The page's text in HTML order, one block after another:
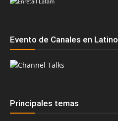
Evento de Canales en
Principales temas